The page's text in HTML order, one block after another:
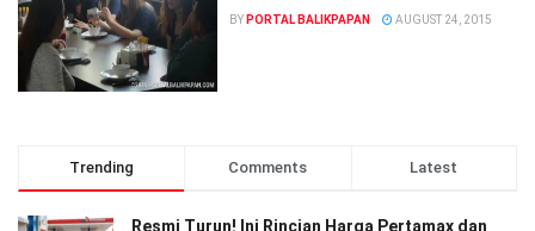
BY PORTAL BALIKPAPAN AUGUST 24, 2015
Trending Comments Latest
Resmi Turun! Ini Rincian Harga Pertamax dan